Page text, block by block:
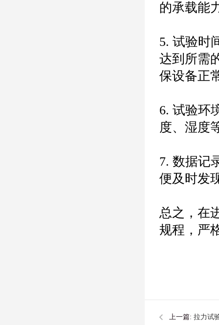
的承载能
5. 试验时
达到所需
保设备正
6. 试验环
度、湿度
7. 数据记
便及时发
总之，在
规程，严
上一篇: 拉力试